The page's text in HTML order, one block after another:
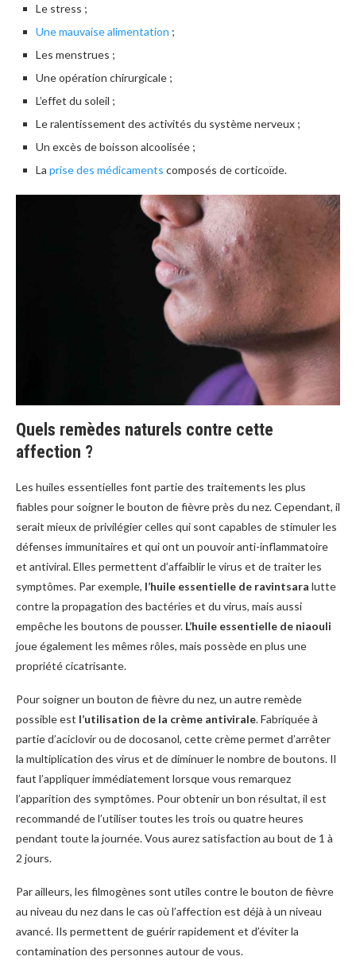
Le stress ;
Une mauvaise alimentation ;
Les menstrues ;
Une opération chirurgicale ;
L’effet du soleil ;
Le ralentissement des activités du système nerveux ;
Un excès de boisson alcoolisée ;
La prise des médicaments composés de corticoïde.
Quels remèdes naturels contre cette
affection ?
Les huiles essentielles font partie des traitements les plus
fiables pour soigner le bouton de fièvre près du nez. Cependant, il
serait mieux de privilégier celles qui sont capables de stimuler les
défenses immunitaires et qui ont un pouvoir anti-inflammatoire
et antiviral. Elles permettent d’affaiblir le virus et de traiter les
symptômes. Par exemple, l’huile essentielle de ravintsara lutte
contre la propagation des bactéries et du virus, mais aussi
empêche les boutons de pousser. L’huile essentielle de niaouli
joue également les mêmes rôles, mais possède en plus une
propriété cicatrisante.
Pour soigner un bouton de fièvre du nez, un autre remède
possible est l’utilisation de la crème antivirale. Fabriquée à
partie d’aciclovir ou de docosanol, cette crème permet d’arrêter
la multiplication des virus et de diminuer le nombre de boutons. Il
faut l’appliquer immédiatement lorsque vous remarquez
l’apparition des symptômes. Pour obtenir un bon résultat, il est
recommandé de l’utiliser toutes les trois ou quatre heures
pendant toute la journée. Vous aurez satisfaction au bout de 1 à
2 jours.
Par ailleurs, les filmogènes sont utiles contre le bouton de fièvre
au niveau du nez dans le cas où l’affection est déjà à un niveau
avancé. Ils permettent de guérir rapidement et d’éviter la
contamination des personnes autour de vous.